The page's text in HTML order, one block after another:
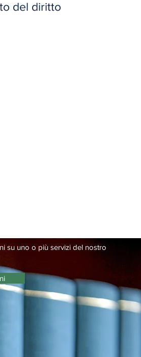
del diritto
su uno o più servizi del nostro